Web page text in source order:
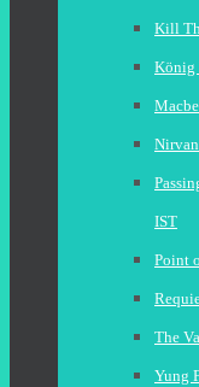
Kill
König
IST
Point
The
Yung